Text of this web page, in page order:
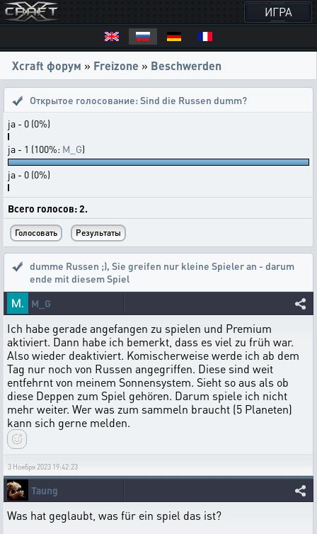
ИГРА
Xcraft форум » Freizone » Beschwerden
Открытое голосование: Sind die Russen dumm?
ja - 0 (0%)
ja - 1 (100%: M_G)
ja - 0 (0%)
Всего голосов: 2.
dumme Russen ;), Sie greifen nur kleine Spieler an - darum
ende mit diesem Spiel
M_G
Ich habe gerade angefangen zu spielen und Premium
aktiviert. Dann habe ich bemerkt, dass es viel zu früh war.
Also wieder deaktiviert. Komischerweise werde ich ab dem
Tag nur noch von Russen angegriffen. Diese sind weit
entfehrnt von meinem Sonnensystem. Sieht so aus als ob
diese Deppen zum Spiel gehören. Darum spiele ich nicht
mehr weiter. Wer was zum sammeln braucht (5 Planeten)
kann sich gerne melden.
3 Ноября 2023 19:42:23
Taung
Was hat geglaubt, was für ein spiel das ist?